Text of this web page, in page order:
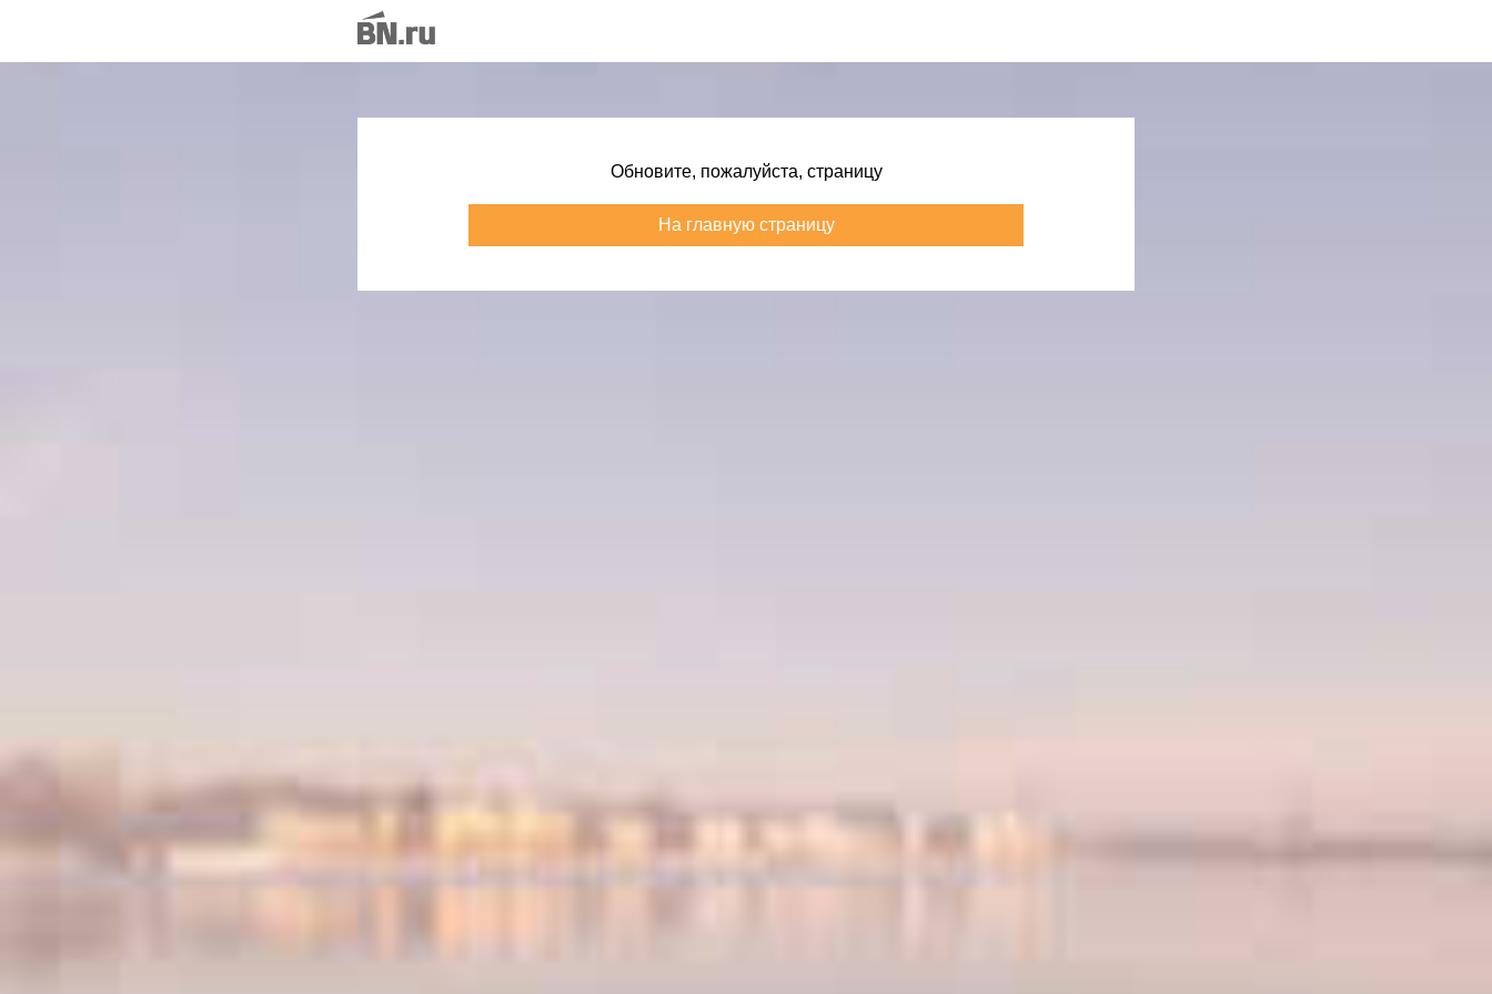
Обновите, пожалуйста, страницу
На главную страницу